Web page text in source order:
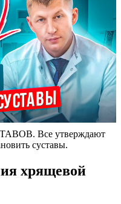
Все утверждают
суставы.
хрящевой